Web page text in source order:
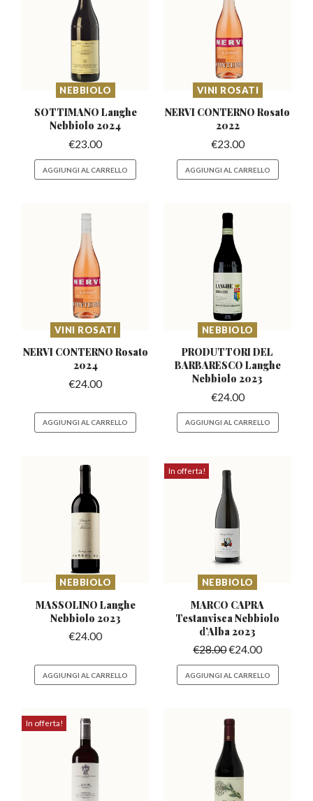
NEBBIOLO
SOTTIMANO Langhe
Nebbiolo 2024
€23.00
AGGIUNGI AL CARRELLO
VINI ROSATI
NERVI CONTERNORosato
2022
€23.00
AGGIUNGI AL CARRELLO
VINI ROSATI
NERVI CONTERNO Rosato
2024
€24.00
AGGIUNGI AL CARRELLO
NEBBIOLO
PRODUTTORI DEL
BARBARESCO Langhe
Nebbiolo 2023
€24.00
AGGIUNGI AL CARRELLO
NEBBIOLO
MASSOLINO Langhe
Nebbiolo 2023
€24.00
AGGIUNGI AL CARRELLO
In offerta!
NEBBIOLO
MARCO CAPRA
Testanvisca Nebbiolo
d’Alba 2023
€28.00€24.00
AGGIUNGI AL CARRELLO
In offerta!